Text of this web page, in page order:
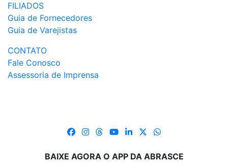
FILIADOS
Guia de Fornecedores
Guia de Varejistas
CONTATO
Fale Conosco
Assessoria de Imprensa
BAIXE AGORA O APP DA ABRASCE